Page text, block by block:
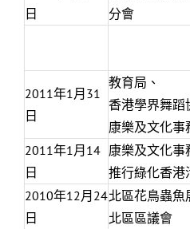
日
分會
2011年1月31
日
教育局、
香港學界舞蹈
康樂及文化事
2011年1月14
日
康樂及文化事
推行綠化香港
2010年12月24
日
北區花鳥蟲魚
北區區議會